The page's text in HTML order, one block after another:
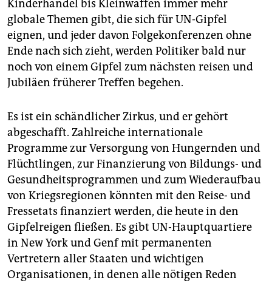
Kinderhandel bis Kleinwaffen immer mehr
globale Themen gibt, die sich für UN-Gipfel
eignen, und jeder davon Folgekonferenzen ohne
Ende nach sich zieht, werden Politiker bald nur
noch von einem Gipfel zum nächsten reisen und
Jubiläen früherer Treffen begehen.
Es ist ein schändlicher Zirkus, und er gehört
abgeschafft. Zahlreiche internationale
Programme zur Versorgung von Hungernden und
Flüchtlingen, zur Finanzierung von Bildungs- und
Gesundheitsprogrammen und zum Wiederaufbau
von Kriegsregionen könnten mit den Reise- und
Fressetats finanziert werden, die heute in den
Gipfelreigen fließen. Es gibt UN-Hauptquartiere
in New York und Genf mit permanenten
Vertretern aller Staaten und wichtigen
Organisationen, in denen alle nötigen Reden